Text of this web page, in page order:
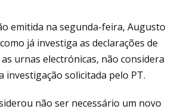
emitida na segunda-feira, Augusto
já investiga as declarações de
urnas electrónicas, não considera
investigação solicitada pelo PT.
não ser necessário um novo